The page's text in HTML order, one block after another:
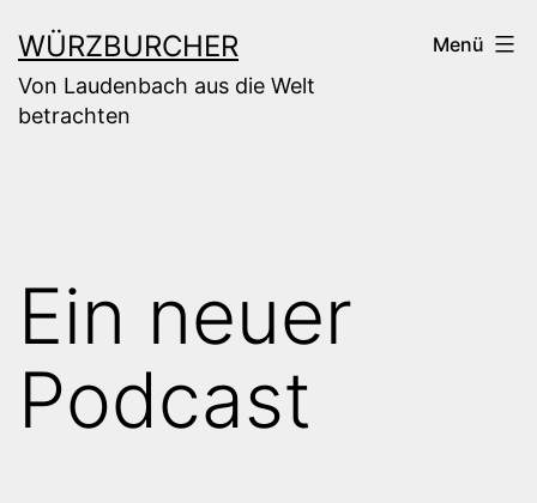
Inhalt
springen
WÜRZBURCHER
Von Laudenbach aus die Welt
betrachten
Menü
Ein neuer
Podcast